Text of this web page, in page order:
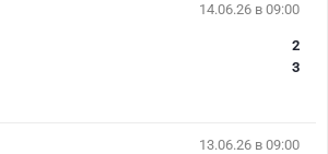
14.06.26 в 09:00
2
3
13.06.26 в 09:00